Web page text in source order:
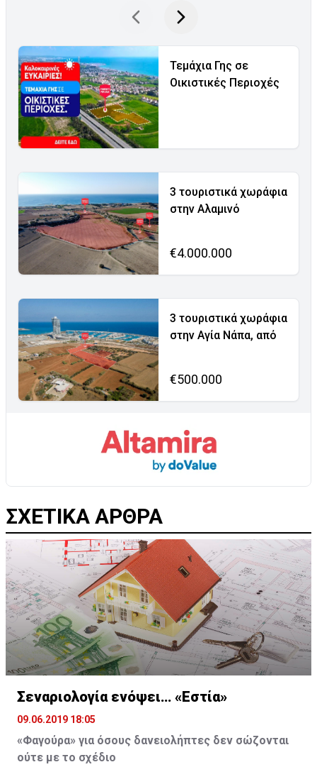
Τεμάχια Γης σε
Οικιστικές Περιοχές
3 τουριστικά χωράφια
στην Αλαμινό
€4.000.000
3 τουριστικά χωράφια
στην Αγία Νάπα, από
€500.000
ΣΧΕΤΙΚΑ ΑΡΘΡΑ
Σεναριολογία ενόψει… «Εστία»
09.06.2019 18:05
«Φαγούρα» για όσους δανειολήπτες δεν σώζονται
ούτε με το σχέδιο